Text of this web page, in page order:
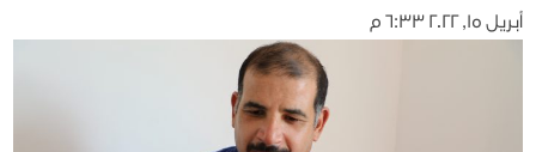
أبريل 15, 2022 6:33 م